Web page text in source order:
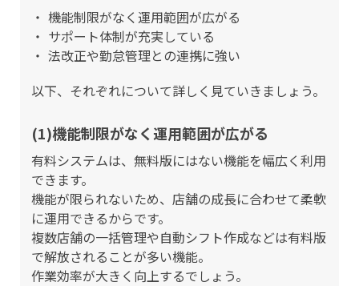
機能制限がなく運用範囲が広がる
サポート体制が充実している
法改正や勤怠管理との連携に強い
以下、それぞれについて詳しく見ていきましょう。
(1)機能制限がなく運用範囲が広がる
有料システムは、無料版にはない機能を幅広く利用
できます。
機能が限られないため、店舗の成長に合わせて柔軟
に運用できるからです。
複数店舗の一括管理や自動シフト作成などは有料版
で解放されることが多い機能。
作業効率が大きく向上するでしょう。